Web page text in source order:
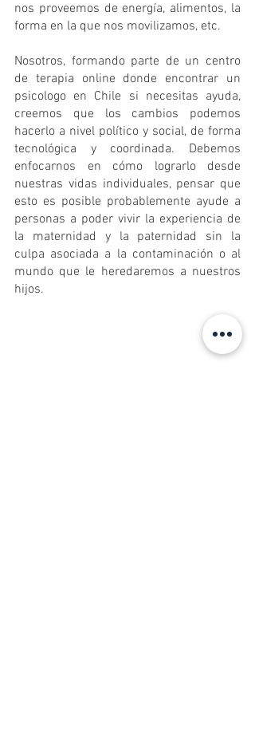
nos proveemos de energía, alimentos, la
forma en la que nos movilizamos, etc.
Nosotros, formando parte de un centro
de terapia online donde encontrar un
psicologo en Chile si necesitas ayuda,
creemos que los cambios podemos
hacerlo a nivel político y social, de forma
tecnológica y coordinada. Debemos
enfocarnos en cómo lograrlo desde
nuestras vidas individuales, pensar que
esto es posible probablemente ayude a
personas a poder vivir la experiencia de
la maternidad y la paternidad sin la
culpa asociada a la contaminación o al
mundo que le heredaremos a nuestros
hijos.